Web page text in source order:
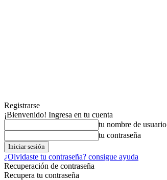
Registrarse
¡Bienvenido! Ingresa en tu cuenta
tu nombre de usuario
tu contraseña
¿Olvidaste tu contraseña? consigue ayuda
Recuperación de contraseña
Recupera tu contraseña